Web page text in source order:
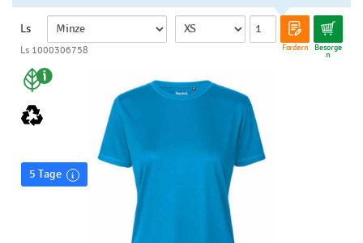
Ls
Fordern Besorge
n
Ls 1000306758
5 Tage